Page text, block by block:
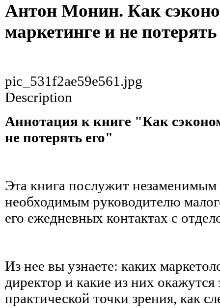
Антон Монин. Как
маркетинге и не потерять
pic_531f2ae59e561.jpg
Description
Аннотация к книге "Как
не потерять его"
Эта книга послужит
необходимым руководителю
его ежедневных контактах с
Из нее вы узнаете: каких
директор и какие из них
практической точки зрения, как